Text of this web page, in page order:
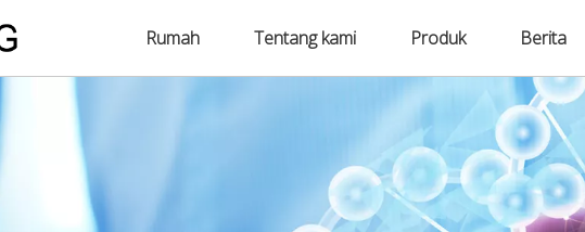
Rumah Tentang kami Produk Berita